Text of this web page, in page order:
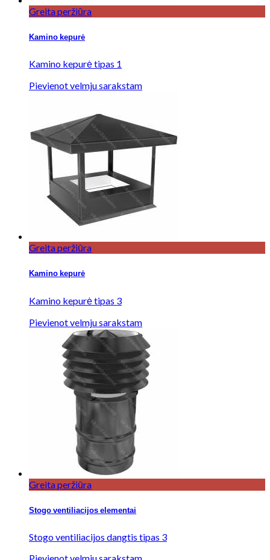
Greita peržiūra
Kamino kepurė
Kamino kepurė tipas 1
Pievienot velmju sarakstam
Greita peržiūra
Kamino kepurė
Kamino kepurė tipas 3
Pievienot velmju sarakstam
Greita peržiūra
Stogo ventiliacijos elementai
Stogo ventiliacijos dangtis tipas 3